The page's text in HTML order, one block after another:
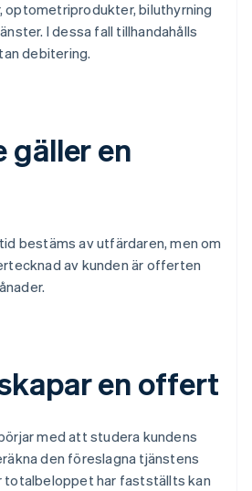
optometriprodukter, biluthyrning
I dessa fall tillhandahålls
debitering.
gäller en
bestäms av utfärdaren, men om
av kunden är offerten
en offert
med att studera kundens
den föreslagna tjänstens
totalbeloppet har fastställts kan